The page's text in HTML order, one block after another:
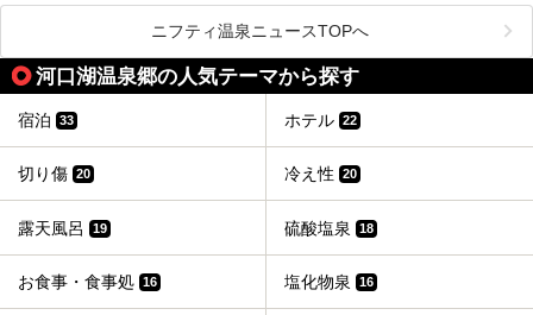
も、これからの季節に嬉しい、じんわりと体の芯まで温ま
る“ぬる湯”が豊富なのも魅力。今回は、湯質も抜群で心ゆく
までリラックスできる山梨のお得な日帰り温泉を、実際体験
した感想と共に紹介します。
※ぬる湯とは35℃～39℃程度の体温に近いぬるめ温泉のこ
ニフティ温泉ニュースTOPへ
河口湖温泉郷の人気テーマから探す
宿泊 33 ホテル 22
切り傷 20 冷え性 20
露天風呂 19 硫酸塩泉 18
お食事・食事処 16 塩化物泉 16